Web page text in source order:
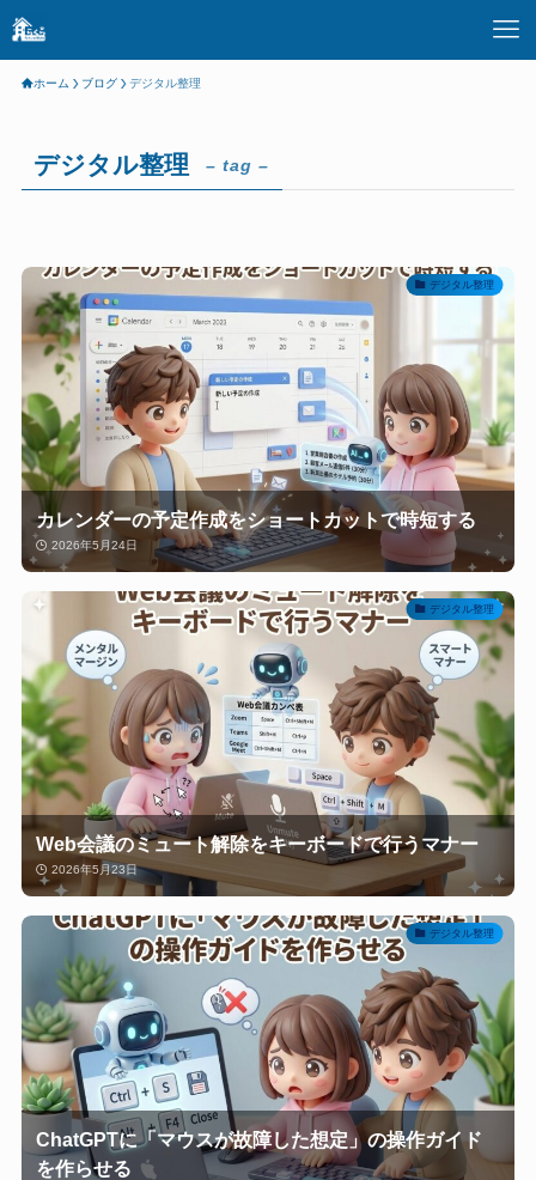
ホーム ブログ デジタル整理
デジタル整理 – tag –
デジタル整理
カレンダーの予定作成をショートカットで時短する
2026年5月24日
デジタル整理
Web会議のミュート解除をキーボードで行うマナー
2026年5月23日
デジタル整理
ChatGPTに「マウスが故障した想定」の操作ガイド
を作らせる